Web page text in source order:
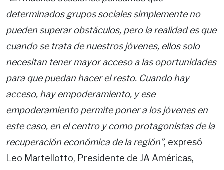
determinados grupos sociales simplemente no
pueden superar obstáculos, pero la realidad es que
cuando se trata de nuestros jóvenes, ellos solo
necesitan tener mayor acceso a las oportunidades
para que puedan hacer el resto. Cuando hay
acceso, hay empoderamiento, y ese
empoderamiento permite poner a los jóvenes en
este caso, en el centro y como protagonistas de la
recuperación económica de la región”, expresó
Leo Martellotto, Presidente de JA Américas,